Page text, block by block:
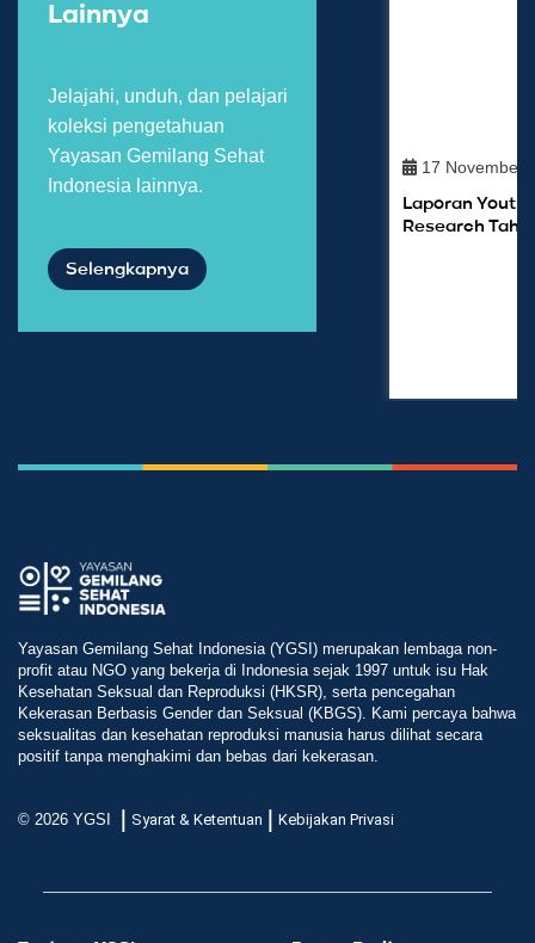
Lainnya
Jelajahi, unduh, dan pelajari
koleksi pengetahuan
Yayasan Gemilang Sehat
Indonesia lainnya.
Selengkapnya
17 November
Laporan Youth
Research
Yayasan Gemilang Sehat Indonesia (YGSI) merupakan lembaga non-
profit atau NGO yang bekerja di Indonesia sejak 1997 untuk isu Hak
Kesehatan Seksual dan Reproduksi (HKSR), serta pencegahan
Kekerasan Berbasis Gender dan Seksual (KBGS). Kami percaya bahwa
seksualitas dan kesehatan reproduksi manusia harus dilihat secara
positif tanpa menghakimi dan bebas dari kekerasan.
© 2026 YGSI Syarat & Ketentuan Kebijakan Privasi